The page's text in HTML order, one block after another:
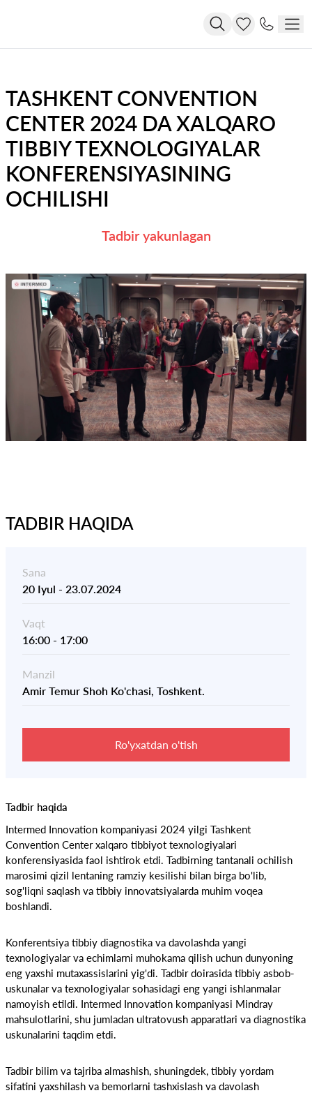
TASHKENT CONVENTION
CENTER 2024 DA XALQARO
TIBBIY TEXNOLOGIYALAR
KONFERENSIYASINING
OCHILISHI
Tadbir yakunlagan
TADBIR HAQIDA
Sana
20 Iyul - 23.07.2024
Vaqt
16:00 - 17:00
Manzil
Amir Temur Shoh Ko'chasi, Toshkent.
Ro'yxatdan o'tish
Tadbir haqida
Intermed Innovation kompaniyasi 2024 yilgi Tashkent
Convention Center xalqaro tibbiyot texnologiyalari
konferensiyasida faol ishtirok etdi. Tadbirning tantanali ochilish
marosimi qizil lentaning ramziy kesilishi bilan birga bo'lib,
sog'liqni saqlash va tibbiy innovatsiyalarda muhim voqea
boshlandi.
Konferentsiya tibbiy diagnostika va davolashda yangi
texnologiyalar va echimlarni muhokama qilish uchun dunyoning
eng yaxshi mutaxassislarini yig'di. Tadbir doirasida tibbiy asbob-
uskunalar va texnologiyalar sohasidagi eng yangi ishlanmalar
namoyish etildi. Intermed Innovation kompaniyasi Mindray
mahsulotlarini, shu jumladan ultratovush apparatlari va diagnostika
uskunalarini taqdim etdi.
Tadbir bilim va tajriba almashish, shuningdek, tibbiy yordam
sifatini yaxshilash va bemorlarni tashxislash va davolash